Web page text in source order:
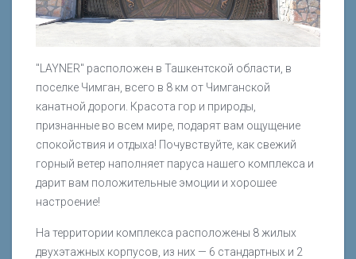
"LAYNER" расположен в Ташкентской области, в
поселке Чимган, всего в 8 км от Чимганской
канатной дороги. Красота гор и природы,
признанные во всем мире, подарят вам ощущение
спокойствия и отдыха! Почувствуйте, как свежий
горный ветер наполняет паруса нашего комплекса и
дарит вам положительные эмоции и хорошее
настроение!
На территории комплекса расположены 8 жилых
двухэтажных корпусов, из них — 6 стандартных и 2